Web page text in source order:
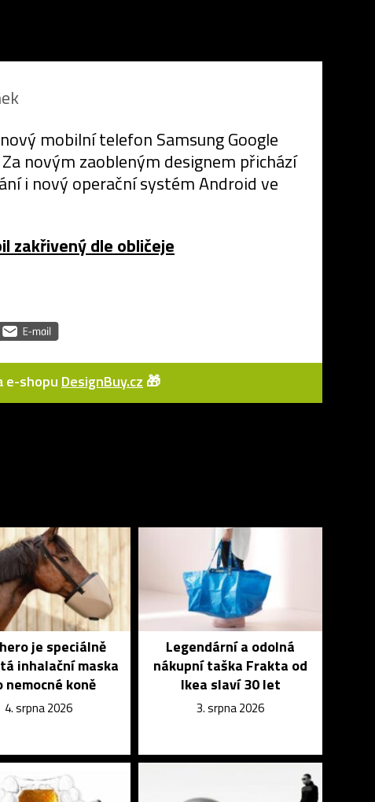
mobilní telefon Samsung Google
novým zaobleným designem přichází
i nový operační systém Android ve
zakřivený dle obličeje
e-shopu DesignBuy.cz 🎁
je speciálně
inhalační maska
nemocné koně
4. srpna 2026
Legendární a odolná
nákupní taška Frakta od
Ikea slaví 30 let
3. srpna 2026